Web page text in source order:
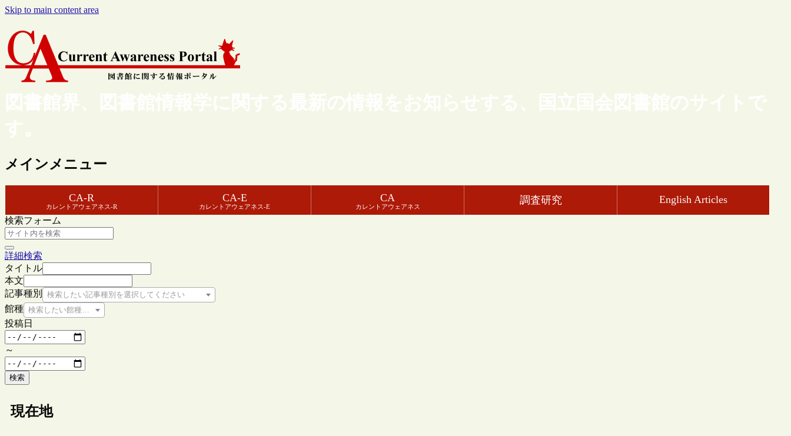
Skip to main content area
図書館界、図書館情報学に関する最新の情報をお知らせする、国立国会図書館のサイトで
す。
メインメニュー
CA-R
カレントアウェアネス-R
CA-E
カレントアウェアネス-E
CA
カレントアウェアネス
調査研究 English Articles
検索フォーム
詳細検索
タイトル
本文
記事種別
検索したい記事種別を選択してください
館種 検索したい館種を選択してください
投稿日
～
検索
現在地